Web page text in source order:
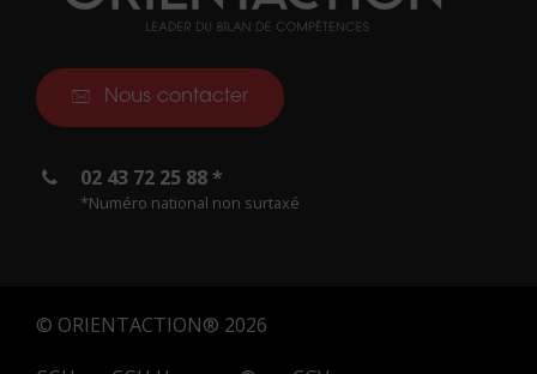
Nous contacter
02 43 72 25 88 *
*Numéro national non surtaxé
© ORIENTACTION® 2026